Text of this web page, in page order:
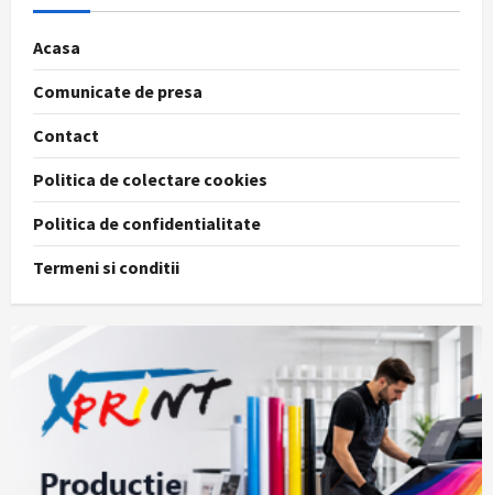
Acasa
Comunicate de presa
Contact
Politica de colectare cookies
Politica de confidentialitate
Termeni si conditii